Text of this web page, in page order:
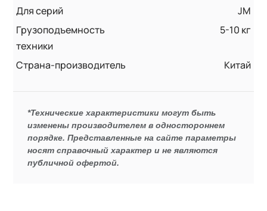
Для серий
JM
Грузоподъемность
техники
5-10 кг
Страна-производитель Китай
*Технические характеристики могут быть
изменены производителем в одностороннем
порядке. Представленные на сайте параметры
носят справочный характер и не являются
публичной офертой.